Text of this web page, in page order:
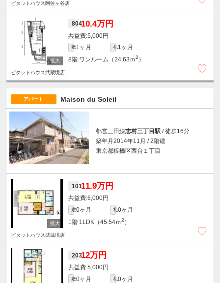
ピタットハウス阿佐ヶ谷店
80410.4万円
5,000円
敷1ヶ月 礼1ヶ月
8階 ワンルーム（24.63ｍ2 ）
ピタットハウス武蔵境店
アパート Maison du Soleil
都営三田線志村三丁目駅 / 徒歩16分
築年月2014年11月 / 2階建
東京都板橋区西台１丁目
10111.9万円
6,000円
敷0ヶ月 礼0ヶ月
1階 1LDK（45.54ｍ2 ）
ピタットハウス武蔵境店
20312万円
5,000円
敷0ヶ月 礼0ヶ月